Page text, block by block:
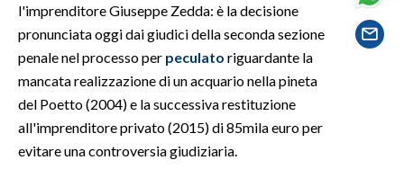
GOSSIP
SALUTE
SARDEGNA TURISMO
l'imprenditore Giuseppe Zedda: è la decisione
pronunciata oggi dai giudici della seconda sezione
penale nel processo per peculato riguardante la
mancata realizzazione di un acquario nella pineta
del Poetto (2004) e la successiva restituzione
all'imprenditore privato (2015) di 85mila euro per
evitare una controversia giudiziaria.